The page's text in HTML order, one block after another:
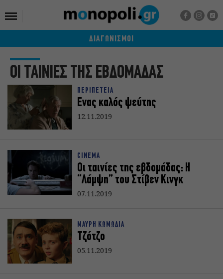
ΔΙΑΓΩΝΙΣΜΟΙ
ΟΙ ΤΑΙΝΙΕΣ ΤΗΣ ΕΒΔΟΜΑΔΑΣ
ΠΕΡΙΠΕΤΕΙΑ
Ενας καλός ψεύτης
12.11.2019
CINEMA
Οι ταινίες της εβδομάδας: H
“Λάμψη” του Στίβεν Κινγκ
07.11.2019
ΜΑΥΡΗ ΚΩΜΩΔΙΑ
Τζότζο
05.11.2019